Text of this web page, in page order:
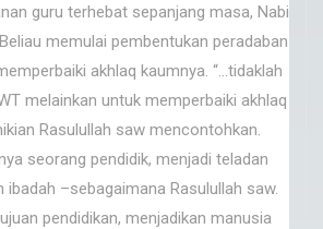
guru terhebat sepanjang masa, Nabi
memulai pembentukan peradaban
akhlaq kaumnya. “…tidaklah
melainkan untuk memperbaiki akhlaq
Rasulullah saw mencontohkan.
seorang pendidik, menjadi teladan
ibadah –sebagaimana Rasulullah saw.
pendidikan, menjadikan manusia